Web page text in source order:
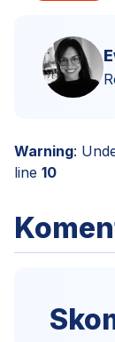
Warning:
line 10